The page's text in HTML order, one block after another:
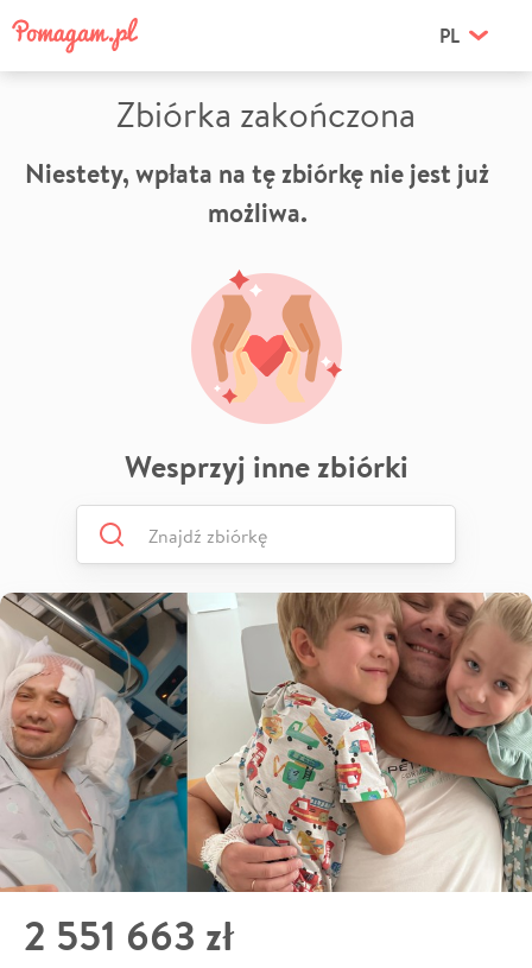
PL
Zbiórka zakończona
Niestety, wpłata na tę zbiórkę nie jest już
możliwa.
Wesprzyj inne zbiórki
2 551 663 zł